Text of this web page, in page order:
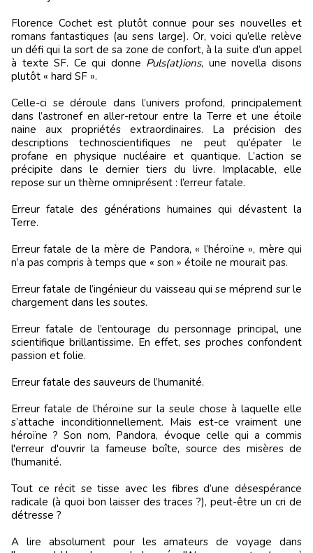
Florence Cochet est plutôt connue pour ses nouvelles et
romans fantastiques (au sens large). Or, voici qu’elle relève
un défi qui la sort de sa zone de confort, à la suite d’un appel
à texte SF. Ce qui donne Puls(at)ions, une novella disons
plutôt « hard SF ».
Celle-ci se déroule dans l’univers profond, principalement
dans l’astronef en aller-retour entre la Terre et une étoile
naine aux propriétés extraordinaires. La précision des
descriptions technoscientifiques ne peut qu’épater le
profane en physique nucléaire et quantique. L’action se
précipite dans le dernier tiers du livre. Implacable, elle
repose sur un thème omniprésent : l’erreur fatale.
Erreur fatale des générations humaines qui dévastent la
Terre.
Erreur fatale de la mère de Pandora, « l’héroïne », mère qui
n’a pas compris à temps que « son » étoile ne mourait pas.
Erreur fatale de l’ingénieur du vaisseau qui se méprend sur le
chargement dans les soutes.
Erreur fatale de l’entourage du personnage principal, une
scientifique brillantissime. En effet, ses proches confondent
passion et folie.
Erreur fatale des sauveurs de l’humanité.
Erreur fatale de l’héroïne sur la seule chose à laquelle elle
s’attache inconditionnellement. Mais est-ce vraiment une
héroïne ? Son nom, Pandora, évoque celle qui a commis
l'erreur d'ouvrir la fameuse boîte, source des misères de
l'humanité.
Tout ce récit se tisse avec les fibres d’une désespérance
radicale (à quoi bon laisser des traces ?), peut-être un cri de
détresse ?
A lire absolument pour les amateurs de voyage dans